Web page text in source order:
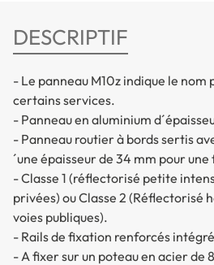
DESCRIPTIF
- Le panneau M10z indique le nom
certains services.
- Panneau en aluminium
- Panneau routier à bords sertis
´une épaisseur de 34 mm pour
- Classe 1 (réflectorisé petite
privées) ou Classe 2 (Réflectorisé
voies publiques).
- Rails de fixation renforcés
- A fixer sur un poteau en acier de